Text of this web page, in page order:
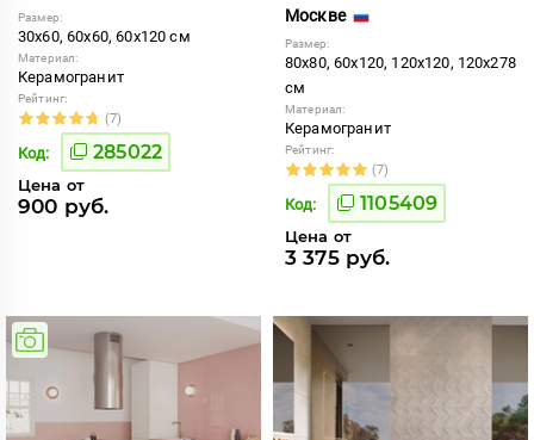
Размер:
30x60, 60x60, 60x120 см
Материал:
Керамогранит
Рейтинг:
(7)
Код: 285022
Цена от
900 руб.
Москве
Размер:
80x80, 60x120, 120x120, 120x278
см
Материал:
Керамогранит
Рейтинг:
(7)
Код: 1105409
Цена от
3 375 руб.